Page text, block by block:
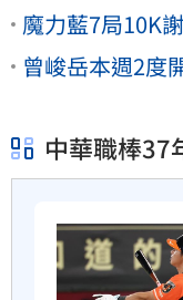
魔力藍7局10K
曾峻岳本週2
中華職棒37